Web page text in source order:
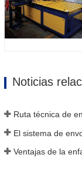
Noticias
Ruta técnica de
Ventajas de la